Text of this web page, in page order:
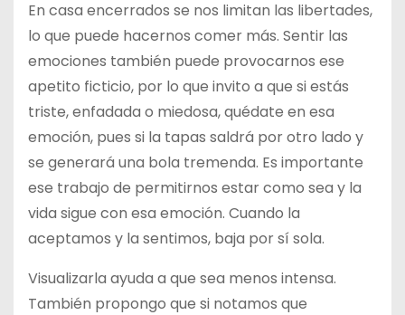
En casa encerrados se nos limitan las libertades,
lo que puede hacernos comer más. Sentir las
emociones también puede provocarnos ese
apetito ficticio, por lo que invito a que si estás
triste, enfadada o miedosa, quédate en esa
emoción, pues si la tapas saldrá por otro lado y
se generará una bola tremenda. Es importante
ese trabajo de permitirnos estar como sea y la
vida sigue con esa emoción. Cuando la
aceptamos y la sentimos, baja por sí sola.
Visualizarla ayuda a que sea menos intensa.
También propongo que si notamos que